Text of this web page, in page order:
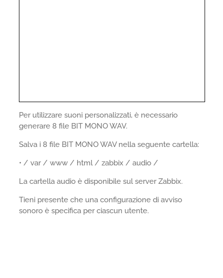
Per utilizzare suoni personalizzati, è necessario
generare 8 file BIT MONO WAV.
Salva i 8 file BIT MONO WAV nella seguente cartella:
• / var / www / html / zabbix / audio /
La cartella audio è disponibile sul server Zabbix.
Tieni presente che una configurazione di avviso
sonoro è specifica per ciascun utente.